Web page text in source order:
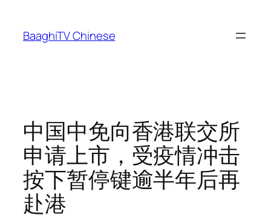
content
BaaghiTV Chinese
中国中免向香港联交所
申请上市，受疫情冲击
按下暂停键逾半年后再
赴港